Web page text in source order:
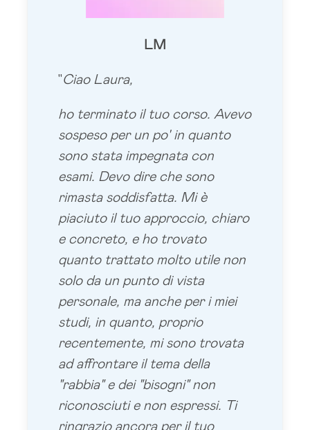
LM
"Ciao Laura,
ho terminato il tuo corso. Avevo
sospeso per un po' in quanto
sono stata impegnata con
esami. Devo dire che sono
rimasta soddisfatta. Mi è
piaciuto il tuo approccio, chiaro
e concreto, e ho trovato
quanto trattato molto utile non
solo da un punto di vista
personale, ma anche per i miei
studi, in quanto, proprio
recentemente, mi sono trovata
ad affrontare il tema della
"rabbia" e dei "bisogni" non
riconosciuti e non espressi. Ti
ringrazio ancora per il tuo